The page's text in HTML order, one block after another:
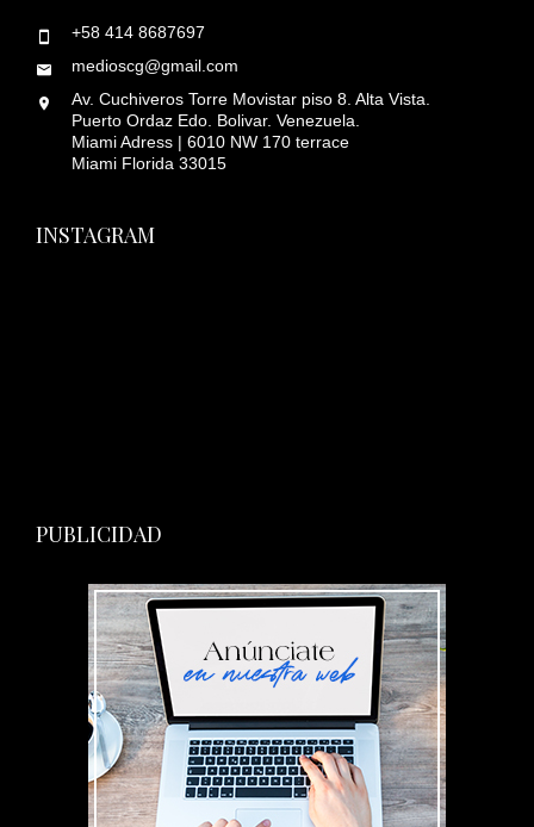
+58 414 8687697
medioscg@gmail.com
Av. Cuchiveros Torre Movistar piso 8. Alta Vista.
Puerto Ordaz Edo. Bolivar. Venezuela.
Miami Adress | 6010 NW 170 terrace
Miami Florida 33015
INSTAGRAM
PUBLICIDAD